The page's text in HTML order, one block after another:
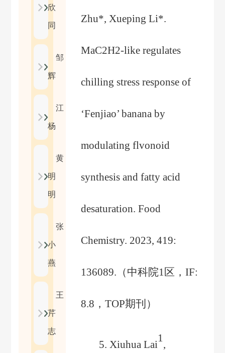
欣
同
邹
辉
江
杨
黄
明
明
张
小
燕
王
芹
志
Zhu*, Xueping Li*.
MaC2H2-like regulates
chilling stress response of
‘Fenjiao’ banana by
modulating flvonoid
synthesis and fatty acid
desaturation. Food
Chemistry. 2023, 419:
136089. （中科院1区， IF:
8.8 ， TOP期刊 ）
5. Xiuhua Lai
1
,